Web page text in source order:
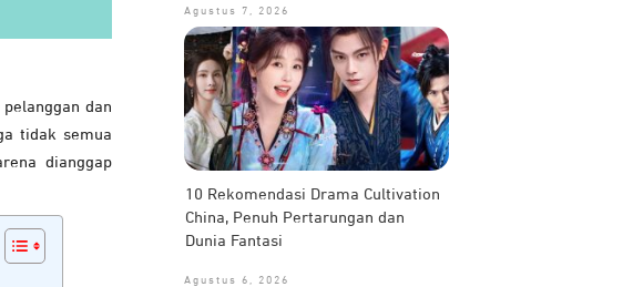
dan
tidak semua
dianggap
Agustus 7, 2026
10 Rekomendasi Drama Cultivation
China, Penuh Pertarungan dan
Dunia Fantasi
Agustus 6, 2026